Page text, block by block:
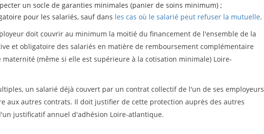
un socle de garanties minimales (panier de soins minimum) ;
pour les salariés, sauf dans les cas où le salarié peut refuser la mutuelle.
doit couvrir au minimum la moitié du financement de l'ensemble de la
et obligatoire des salariés en matière de remboursement complémentaire
(même si elle est supérieure à la cotisation minimale) Loire-
un salarié déjà couvert par un contrat collectif de l'un de ses employeurs
aux autres contrats. Il doit justifier de cette protection auprès des autres
justificatif annuel d'adhésion Loire-atlantique.